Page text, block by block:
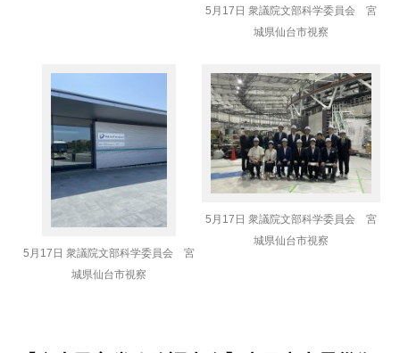
5月17日 衆議院文部科学委員会 宮
城県仙台市視察
5月17日 衆議院文部科学委員会 宮
城県仙台市視察
5月17日 衆議院文部科学委員会 宮
城県仙台市視察